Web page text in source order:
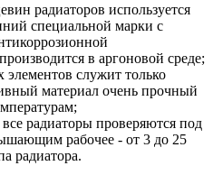
радиаторов используется
специальной марки с
в аргоновой среде;
элементов служит только
материал очень прочный
радиаторы проверяются под
рабочее - от 3 до 25
радиатора.